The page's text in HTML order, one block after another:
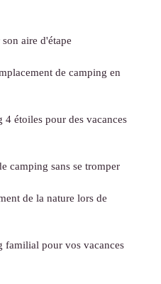
aire d'étape
de camping en
étoiles pour des vacances
camping sans se tromper
de la nature lors de
familial pour vos vacances